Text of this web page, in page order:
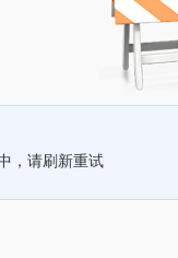
，请刷新重试